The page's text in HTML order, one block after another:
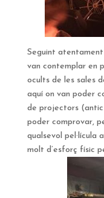
Seguint atentament
van contemplar en
ocults de les sales
aquí on van poder
de projectors
poder comprovar,
qualsevol pel·lícula
molt d’esforç físic